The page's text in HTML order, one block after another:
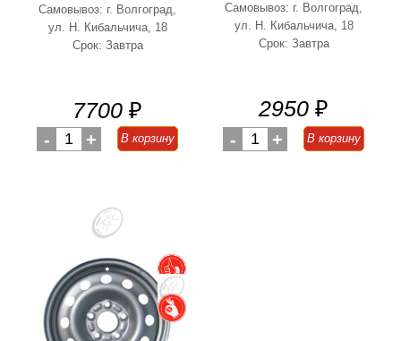
Самовывоз: г. Волгоград,
ул. Н. Кибальчича, 18
Срок: Завтра
7700 ₽
- 1 + В корзину
Самовывоз: г. Волгоград,
ул. Н. Кибальчича, 18
Срок: Завтра
2950 ₽
- 1 + В корзину